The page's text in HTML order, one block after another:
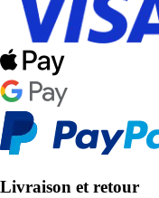
Livraison et retour